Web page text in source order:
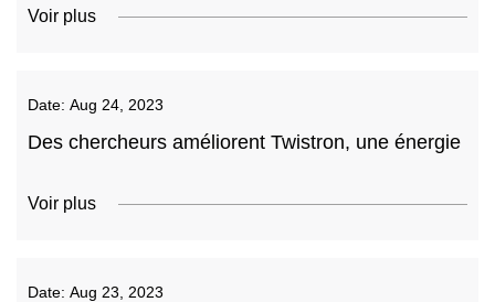
Voir plus
Date: Aug 24, 2023
Des chercheurs améliorent Twistron, une énergie
Voir plus
Date: Aug 23, 2023